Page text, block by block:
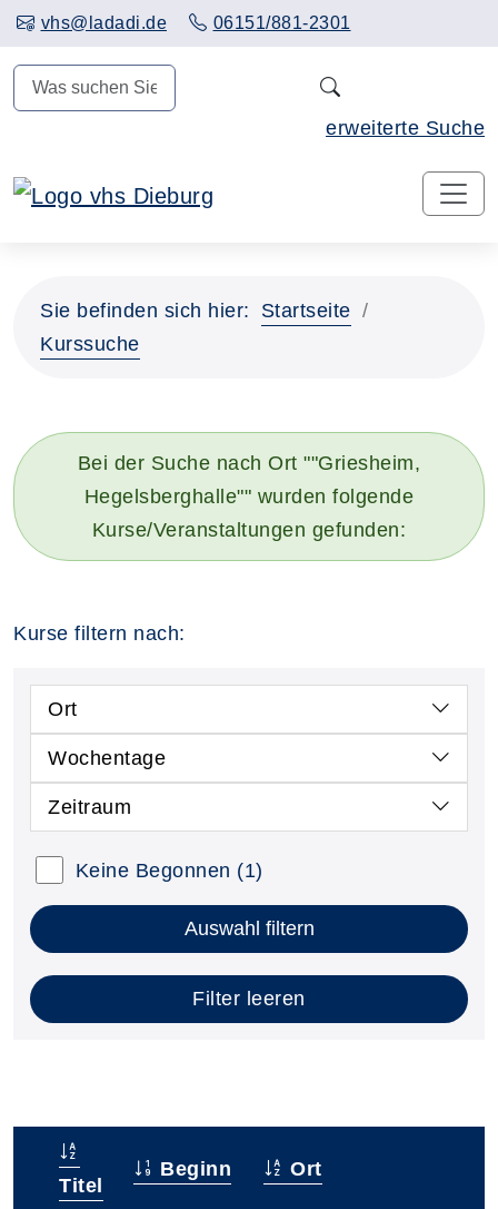
vhs@ladadi.de 06151/881-2301
erweiterte Suche
Hauptinhalt anspringen
Sie befinden sich hier:
Startseite
Kurssuche
Bei der Suche nach Ort ""Griesheim,
Hegelsberghalle"" wurden folgende
Kurse/Veranstaltungen gefunden:
Kurse filtern nach:
Ort
Wochentage
Zeitraum
Keine Begonnen (1)
Auswahl filtern
Filter leeren
Titel
Beginn Ort